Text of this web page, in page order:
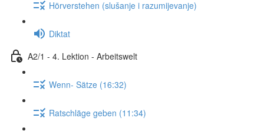
Hörverstehen (slušanje i razumijevanje)
Diktat
A2/1 - 4. Lektion - Arbeitswelt
Wenn- Sätze (16:32)
Ratschläge geben (11:34)